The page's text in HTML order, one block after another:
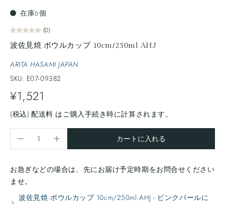
在庫6個
(0)
波佐見焼 ボウルカップ 10cm/250ml AHJ
ARITA HASAMI JAPAN
SKU: E07-09382
¥1,521
(税込) 配送料 はご購入手続き時に計算されます。
カートに入れる
お急ぎなどの場合は、先にお届け予定時期をお問合せください
ませ。
波佐見焼 ボウルカップ 10cm/250ml AHJ - ピンクパールに